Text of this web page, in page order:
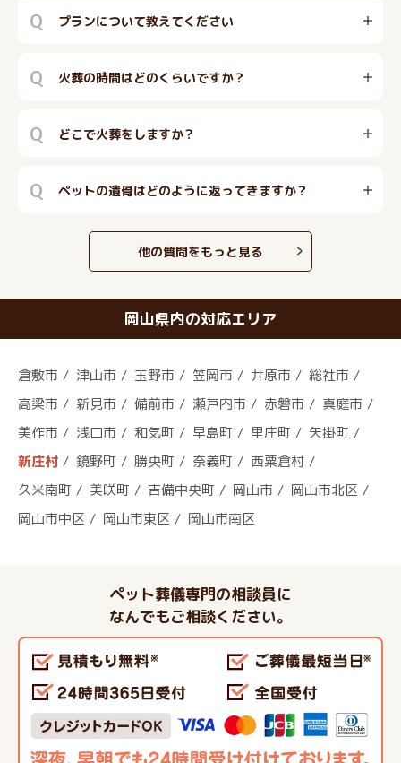
Q プランについて教えてください
Q 火葬の時間はどのくらいですか？
Q どこで火葬をしますか？
Q ペットの遺骨はどのように返ってきますか？
他の質問をもっと見る
岡山県内の対応エリア
倉敷市 津山市 玉野市 笠岡市 井原市
総社市
高梁市
新見市 備前市 瀬戸内市 赤磐市
真庭市
美作市
浅口市 和気町 早島町 里庄町
矢掛町
新庄村
鏡野町 勝央町 奈義町
西粟倉村
久米南町
美咲町 吉備中央町 岡山市
岡山市北区
岡山市中区
岡山市東区 岡山市南区
ペット葬儀専門の相談員に
なんでもご相談ください。